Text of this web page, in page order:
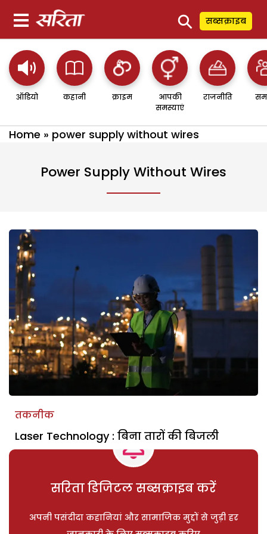
⚲ सब्सक्राइब
ऑडियो कहानी क्राइम
आपकी
समस्याएं
राजनीति
Home » power supply without wires
Power Supply Without Wires
तकनीक
Laser Technology : बिना तारों की बिजली
सरिता डिजिटल सब्सक्राइब करें
अपनी पसंदीदा कहानियां और सामाजिक मुद्दों से जुड़ी हर